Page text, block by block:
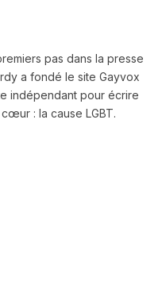
pas dans la presse
a fondé le site Gayvox
indépendant pour écrire
: la cause LGBT.